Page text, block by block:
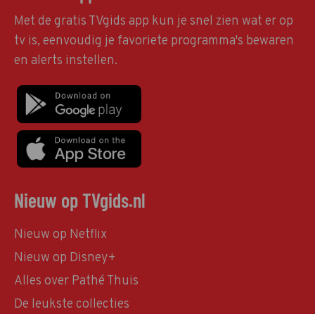
Met de gratis TVgids app kun je snel zien wat er op
tv is, eenvoudig je favoriete programma's bewaren
en alerts instellen.
Nieuw op TVgids.nl
Nieuw op Netflix
Nieuw op Disney+
Alles over Pathé Thuis
De leukste collecties